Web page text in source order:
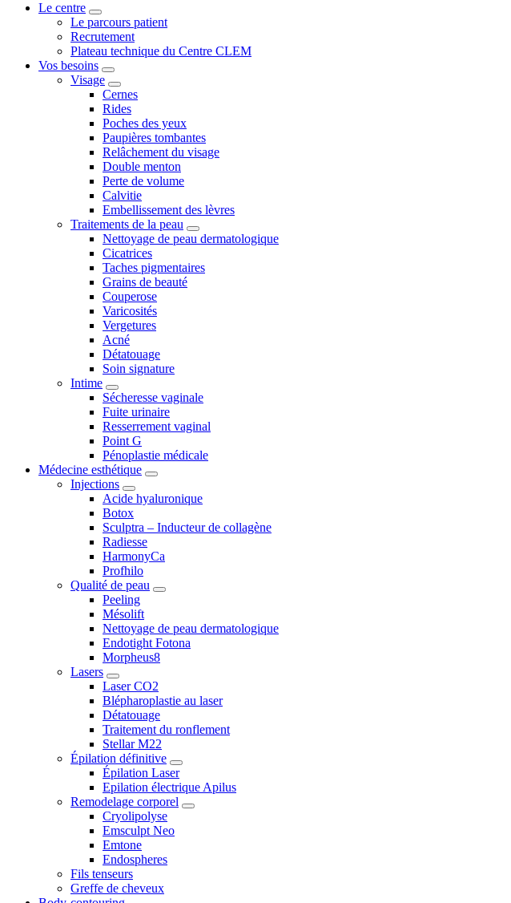
Le centre
Le parcours patient
Recrutement
Plateau technique du Centre CLEM
Vos besoins
Visage
Cernes
Rides
Poches des yeux
Paupières tombantes
Relâchement du visage
Double menton
Perte de volume
Calvitie
Embellissement des lèvres
Traitements de la peau
Nettoyage de peau dermatologique
Cicatrices
Taches pigmentaires
Grains de beauté
Couperose
Varicosités
Vergetures
Acné
Détatouage
Soin signature
Intime
Sécheresse vaginale
Fuite urinaire
Resserrement vaginal
Point G
Pénoplastie médicale
Médecine esthétique
Injections
Acide hyaluronique
Botox
Sculptra – Inducteur de collagène
Radiesse
HarmonyCa
Profhilo
Qualité de peau
Peeling
Mésolift
Nettoyage de peau dermatologique
Endotight Fotona
Morpheus8
Lasers
Laser CO2
Blépharoplastie au laser
Détatouage
Traitement du ronflement
Stellar M22
Épilation définitive
Épilation Laser
Epilation électrique Apilus
Remodelage corporel
Cryolipolyse
Emsculpt Neo
Emtone
Endospheres
Fils tenseurs
Greffe de cheveux